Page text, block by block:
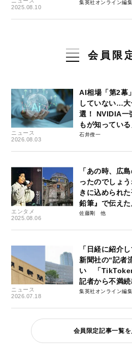
2025.08.10
集英社オンライン編
会員限
ニュース
2026.08.03
AI相場「第2幕
していない…大
選！ NVIDIA一
もが知ってい
石井僚一
エンタメ
2025.08.06
「あの時、広
ったのでしょ
きに込められ
鉛筆』で伝え
佐藤剛
ニュース
2026.07.18
「日経に紹介
新聞社の“記者
い 「TikToker
記者から不満続
集英社オンライン編
会員限定記事一覧を